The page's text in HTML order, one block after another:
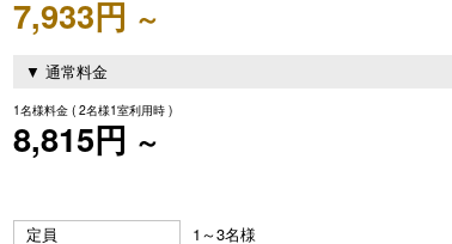
7,933円 ～
▼ 通常料金
1名様料金 ( 2名様1室利用時 )
8,815円 ～
定員
1～3名様